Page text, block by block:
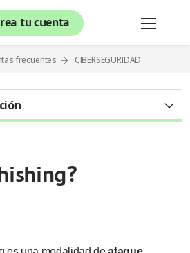
tu cuenta
frecuentes CIBERSEGURIDAD
de empresas fraudulentas